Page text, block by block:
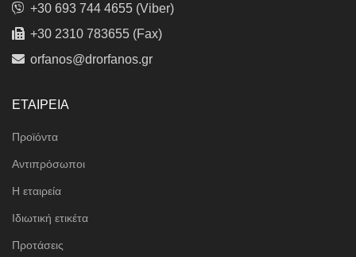
+30 693 744 4655 (Viber)
+30 2310 783655 (Fax)
orfanos@drorfanos.gr
ΕΤΑΙΡΕΙΑ
Προϊόντα
Αντιπρόσωποι
Η εταιρεία
Ιδιωτική ετικέτα
Προτάσεις